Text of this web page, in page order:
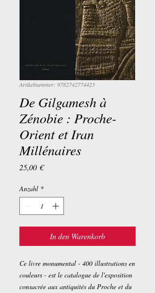
Artikelnummer: 9782742774425
De Gilgamesh à
Zénobie : Proche-
Orient et Iran
Millénaires
25,00 €Preis
Anzahl *
In den Warenkorb
Ce livre monumental - 400 illustrations en
couleurs - est le catalogue de l'exposition
consacrée aux antiquités du Proche et du